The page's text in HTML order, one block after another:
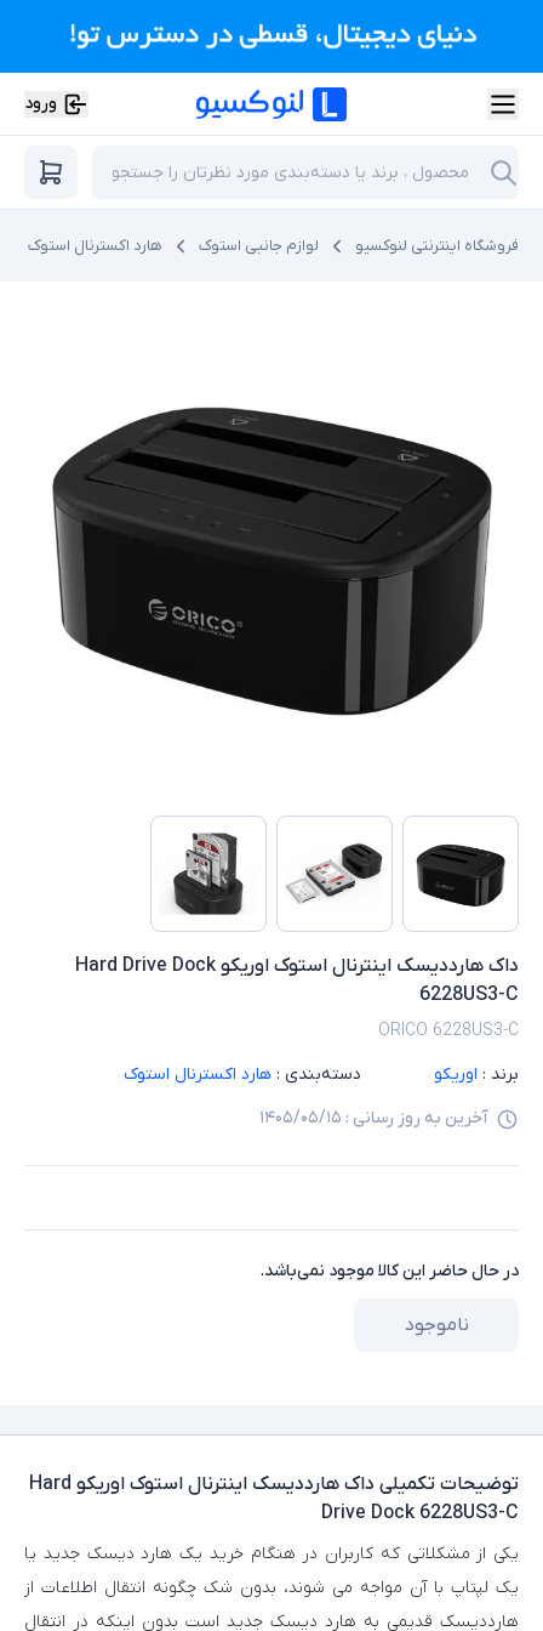
ورود
فروشگاه اینترنتی لنوکسیو لوازم جانبی استوک هارد اکسترنال استوک
داک هارددیسک اینترنال استوک اوریکو Hard Drive Dock
6228US3-C
ORICO 6228US3-C
برند : اوریکو دسته‌بندی : هارد اکسترنال استوک
آخرین به روز رسانی : ۱۴۰۵/۰۵/۱۵
در حال حاضر این کالا موجود نمی‌باشد.
ناموجود
توضیحات تکمیلی
داک هارددیسک اینترنال استوک اوریکو Hard
Drive Dock 6228US3-C
یکی از مشکلاتی که کاربران در هنگام خرید یک هارد دیسک جدید یا
یک لپتاپ با آن مواجه می شوند، بدون شک چگونه انتقال اطلاعات از
هارددیسک قدیمی به هارد دیسک جدید است بدون اینکه در انتقال